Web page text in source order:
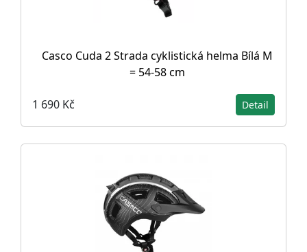
Casco Cuda 2 Strada cyklistická helma Bílá M
= 54-58 cm
1 690 Kč Detail